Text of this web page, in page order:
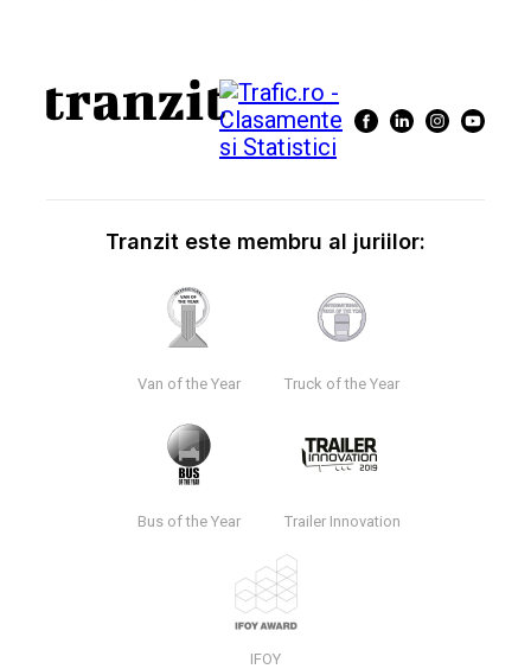
Tranzit este membru al juriilor:
Van of the Year Truck of the Year
Bus of the Year Trailer Innovation
IFOY